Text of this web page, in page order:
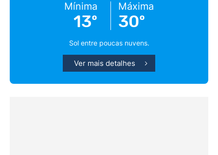
Mínima
13º
Máxima
30º
Sol entre poucas nuvens.
Ver mais detalhes